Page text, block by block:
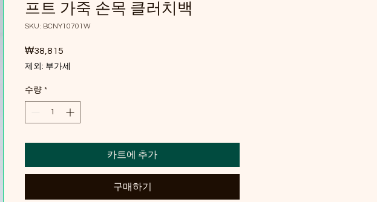
프트 가죽 손목 클러치백
SKU: BCNY10701W
₩38,815
제외: 부가세
수량 *
카트에 추가
구매하기